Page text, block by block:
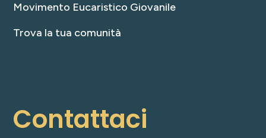
Movimento Eucaristico Giovanile
Trova la tua comunità
Contattaci